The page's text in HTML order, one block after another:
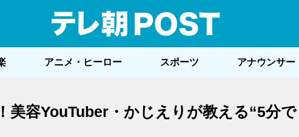
アニメ・ヒーロー スポーツ アナウンサー
容YouTuber・かじえりが教える“5分でで